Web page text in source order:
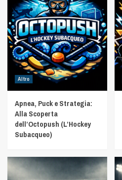
Altro
Apnea, Puck e Strategia:
Alla Scoperta
dell’Octopush (L’Hockey
Subacqueo)